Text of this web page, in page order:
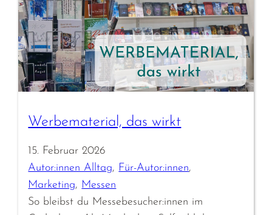
Werbematerial, das wirkt
15. Februar 2026
Autor:innen Alltag, Für-Autor:innen
Marketing, Messen
So bleibst du Messebesucher:innen im